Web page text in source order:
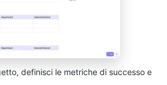
definisci le metriche di successo e